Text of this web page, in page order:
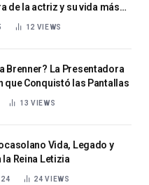
de la actriz y su vida más
12 VIEWS
Brenner? La Presentadora
que Conquistó las Pantallas
13 VIEWS
Vida, Legado y
la Reina Letizia
24VIEWS